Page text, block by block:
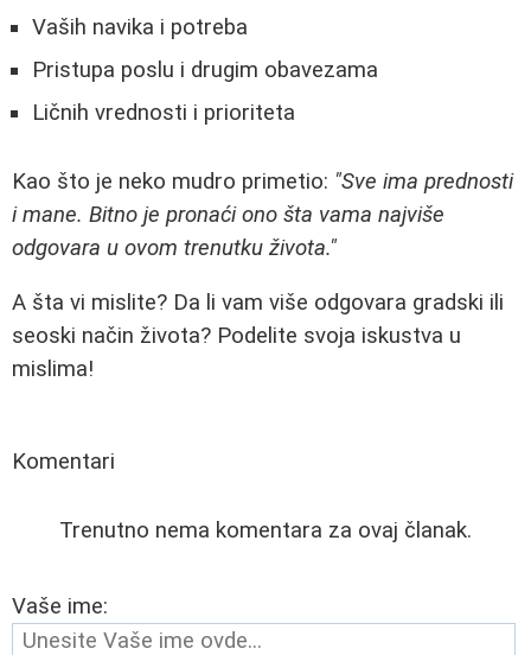
Vaših navika i potreba
Pristupa poslu i drugim obavezama
Ličnih vrednosti i prioriteta
Kao što je neko mudro primetio: "Sve ima prednosti
i mane. Bitno je pronaći ono šta vama najviše
odgovara u ovom trenutku života."
A šta vi mislite? Da li vam više odgovara gradski ili
seoski način života? Podelite svoja iskustva u
mislima!
Komentari
Trenutno nema komentara za ovaj članak.
Vaše ime: